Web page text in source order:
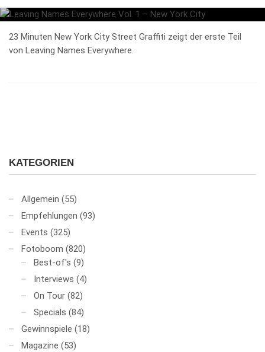
23 Minuten New York City Street Graffiti zeigt der erste Teil
von Leaving Names Everywhere.
KATEGORIEN
Allgemein (55)
Empfehlungen (93)
Events (325)
Fotoboom (820)
Best-of's (9)
Interviews (4)
On Tour (82)
Specials (84)
Gewinnspiele (18)
Magazine (53)